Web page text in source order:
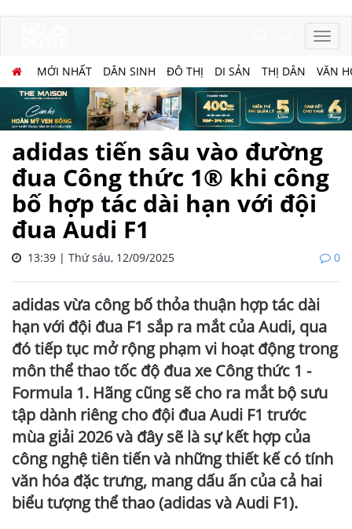
MỚI NHẤT DÂN SINH ĐÔ THỊ DI SẢN THỊ DÂN VĂN
adidas tiến sâu vào đường
đua Công thức 1® khi công
bố hợp tác dài hạn với đội
đua Audi F1
13:39 | Thứ sáu, 12/09/2025 0
adidas vừa công bố thỏa thuận hợp tác dài
hạn với đội đua F1 sắp ra mắt của Audi, qua
đó tiếp tục mở rộng phạm vi hoạt động trong
môn thể thao tốc độ đua xe Công thức 1 -
Formula 1. Hãng cũng sẽ cho ra mắt bộ sưu
tập dành riêng cho đội đua Audi F1 trước
mùa giải 2026 và đây sẽ là sự kết hợp của
công nghệ tiên tiến và những thiết kế có tính
văn hóa đặc trưng, mang dấu ấn của cả hai
biểu tượng thể thao (adidas và Audi F1).